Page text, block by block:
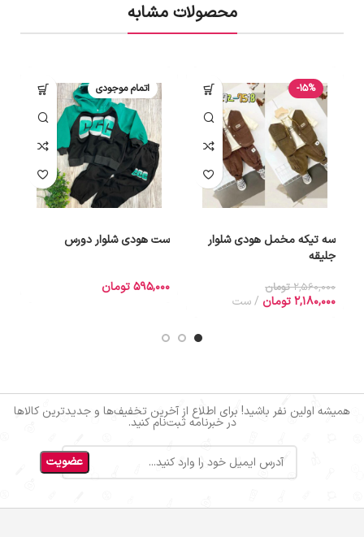
محصولات مشابه
-15%
سه تیکه مخمل هودی شلوار
جلیقه
2,560,000 تومان
2,180,000تومان ست
اتمام موجودی
ست هودی شلوار دورس
595,000تومان
همیشه اولین نفر باشید! برای اطلاع از آخرین تخفیف‌ها و جدیدترین کالاها
در خبرنامه ثبت‌نام کنید.